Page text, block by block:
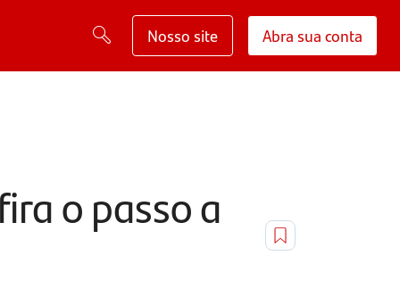
Nosso site Abra sua conta
o passo a